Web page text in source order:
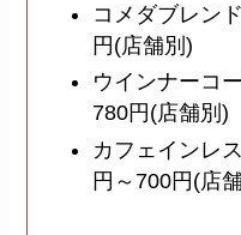
コメダブレン
円(店舗別)
ウインナーコ
780円(店舗別)
カフェインレ
円～700円(店